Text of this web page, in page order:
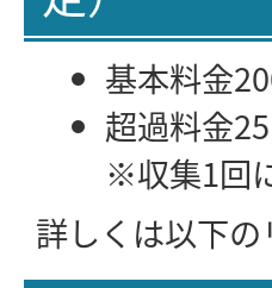
基本料金
超過料金
※収集1回
詳しくは以下